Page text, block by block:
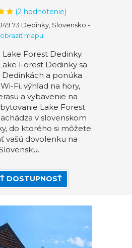
(2hodnotenie)
73 Dedinky, Slovensko -
mapu
Forest Dedinky.
Forest Dedinky sa
Dedinkách a ponúka
Fi, výhľad na hory,
a vybavenie na
Lake Forest
v slovenskom
do ktorého si môžete
vašú dovolenku na
DOSTUPNOSŤ